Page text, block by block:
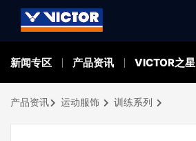
新闻专区 产品资讯 VICTOR之星
产品资讯 运动服饰 训练系列